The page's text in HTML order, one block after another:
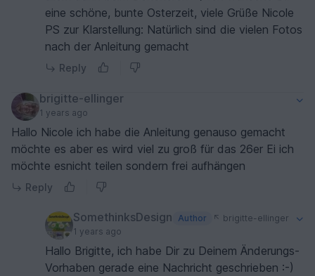
eine schöne, bunte Osterzeit, viele Grüße Nicole
PS zur Klarstellung: Natürlich sind die vielen Fotos
nach der Anleitung gemacht
Reply
brigitte-ellinger
1 years ago
Hallo Nicole ich habe die Anleitung genauso gemacht
möchte es aber es wird viel zu groß für das 26er Ei ich
möchte esnicht teilen sondern frei aufhängen
Reply
SomethinksDesign Author
brigitte-ellinger
1 years ago
Hallo Brigitte, ich habe Dir zu Deinem Änderungs-
Vorhaben gerade eine Nachricht geschrieben :-)